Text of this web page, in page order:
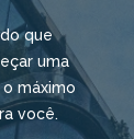
que
uma
máximo
você.